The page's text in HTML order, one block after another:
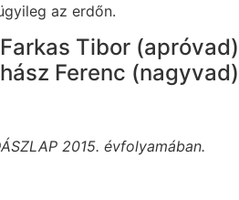
az erdőn.
Tibor (apróvad)
Ferenc (nagyvad)
2015. évfolyamában.